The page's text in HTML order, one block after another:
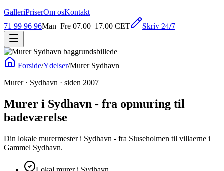
GalleriPriserOm osKontakt
71 99 96 96Man–Fre 07.00–17.00 CET Skriv 24/7
Forside/Ydelser/Murer Sydhavn
Murer · Sydhavn · siden 2007
Murer i Sydhavn - fra opmuring til
badeværelse
Din lokale murermester i Sydhavn - fra Sluseholmen til villaerne i
Gammel Sydhavn.
Lokal murer i Sydhavn